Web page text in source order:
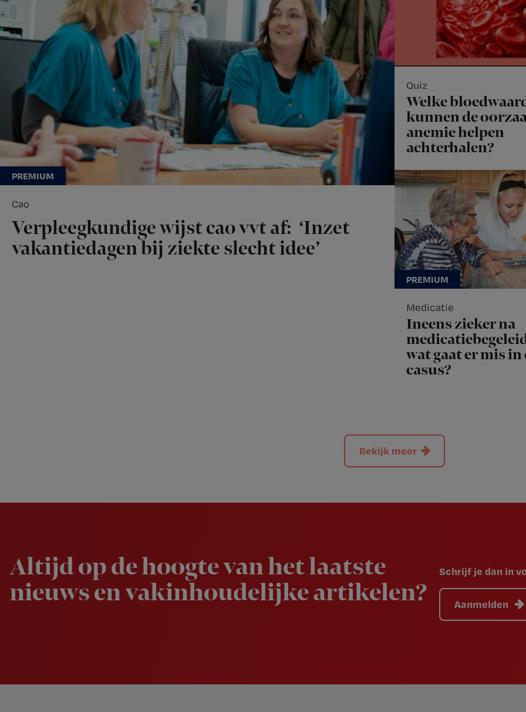
Cao
Verpleegkundige wijst cao vvt af: ‘Inzet
vakantiedagen bij ziekte slecht idee’
Quiz
Welke
kunnen de
anemie helpen
achterhalen?
Medicatie
Ineens zieker na
wat gaat er mis in
casus?
Bekijk meer
Altijd op de hoogte van het laatste
nieuws en vakinhoudelijke artikelen?
Schrijf je dan in
Aanmelden